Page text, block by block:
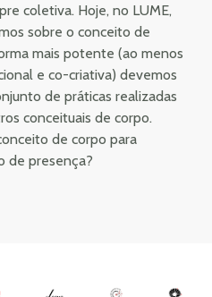
coletiva. Hoje, no LUME,
sobre o conceito de
mais potente (ao menos
e co-criativa) devemos
de práticas realizadas
conceituais de corpo.
de corpo para
de presença?